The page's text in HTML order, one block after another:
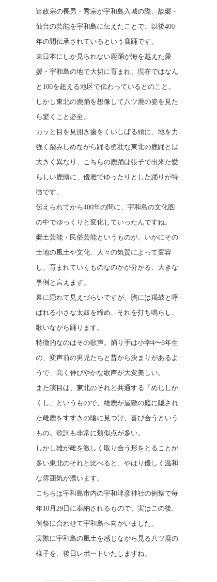
達政宗の長男・秀宗が宇和島入城の際、故郷・
仙台の芸能を宇和島に伝えたことで、以後400
年の間伝承されているという鹿踊です。
東日本にしか見られない鹿踊が海を越えた愛
媛・宇和島の地で大切に育まれ、現在ではなん
と100を超える地区で伝わっているとのこと。
しかし東北の鹿踊を想像して八ツ鹿の姿を見た
ら驚くこと必至。
カッと目を見開き歯をくいしばる頭に、地を力
強く踏みしめながら踊る勇壮な東北の鹿踊とは
大きく異なり、こちらの鹿踊は張子で出来た愛
らしい鹿頭に、優雅でゆったりとした踊りが特
徴です。
伝えられてから400年の間に、宇和島の文化圏
の中でゆっくりと変化していったんですね。
郷土芸能・民俗芸能というものが、いかにその
土地の風土や文化、人々の気質によって変容
し、育まれていくものなのかが分かる、大きな
事例と言えます。
幕に隠れて見えづらいですが、胸には羯鼓と呼
ばれる小さな太鼓を締め、それを打ち鳴らし、
歌いながら踊ります。
特徴的なのはその歌声。踊り手は小学4〜6年生
の、変声前の男児たちと昔から決まりがあるよ
うで、高く伸びやかな歌声が大変美しい。
また演目は、東北のそれと共通する「めじしか
くし」というもので、雄鹿が屋敷の庭に隠され
た雌鹿をすすきの陰に見つけ、喜び合うという
もの。歌詞も非常に類似点が多い。
しかし雄が雌を激しく取り合う形をとることが
多い東北のそれと比べると、やはり優しく温和
な雰囲気が漂います。
こちらは宇和島市内の宇和津彦神社の例祭で毎
年10月29日に奉納されるもので、実はこの後、
例祭に合わせて宇和島へ向かいました。
実際に宇和島の風土を感じながら見る八ツ鹿の
様子を、後日レポートいたしますね。